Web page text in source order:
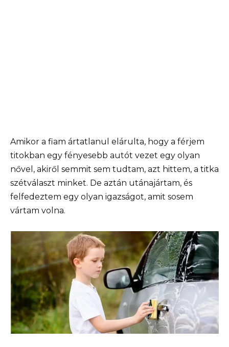
Amikor a fiam ártatlanul elárulta, hogy a férjem
titokban egy fényesebb autót vezet egy olyan
nővel, akiről semmit sem tudtam, azt hittem, a titka
szétválaszt minket. De aztán utánajártam, és
felfedeztem egy olyan igazságot, amit sosem
vártam volna.